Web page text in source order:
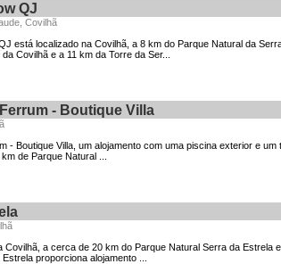
QJ
Covilhã
está localizado na Covilhã, a 8 km do Parque Natural da
Covilhã e a 11 km da Torre da Ser...
- Boutique Villa
- Boutique Villa, um alojamento com uma piscina exterior e
de Parque Natural ...
Covilhã, a cerca de 20 km do Parque Natural Serra da Estrela
proporciona alojamento ...